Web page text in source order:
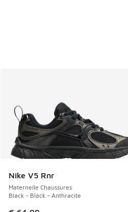
Nike V5 Rnr
Maternelle Chaussures
Black - Black - Anthracite